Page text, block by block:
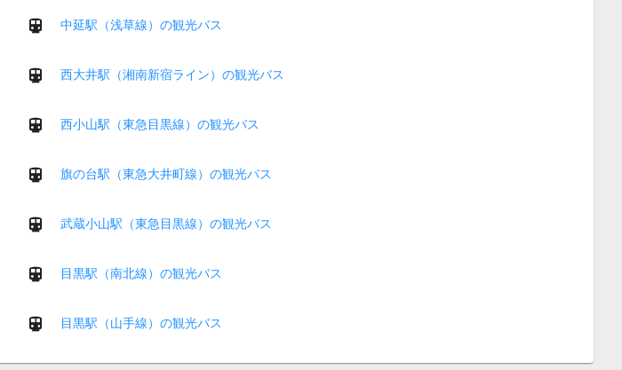
中延駅（浅草線）の観光バス
西大井駅（湘南新宿ライン）の観光バス
西小山駅（東急目黒線）の観光バス
旗の台駅（東急大井町線）の観光バス
武蔵小山駅（東急目黒線）の観光バス
目黒駅（南北線）の観光バス
目黒駅（山手線）の観光バス